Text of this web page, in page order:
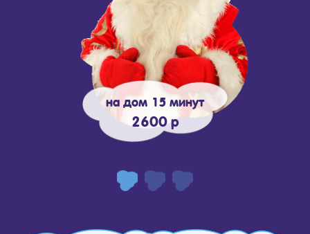
на дом 15 минут
2600 р